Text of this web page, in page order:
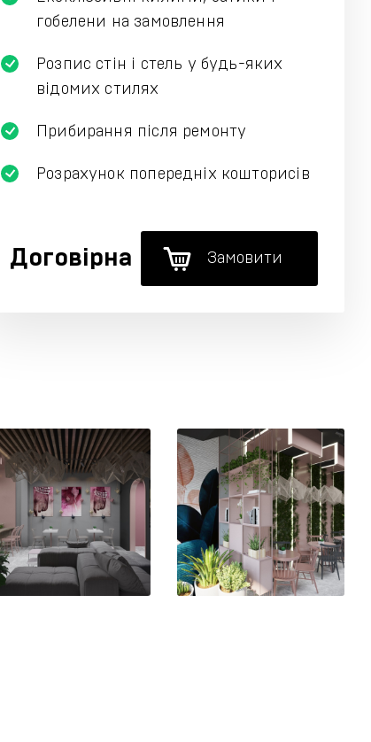
гобелени на замовлення
Розпис стін і стель у будь-яких
відомих стилях
Прибирання після ремонту
Розрахунок попередніх кошторисів
Договірна Замовити